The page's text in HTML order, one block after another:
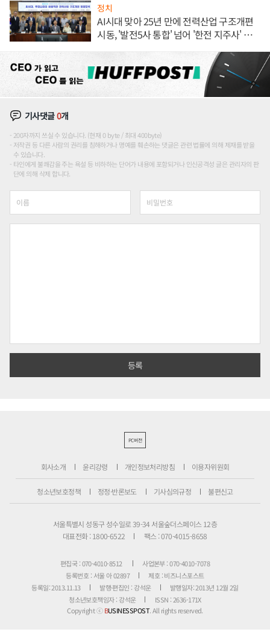
정치
AI시대 맞아 25년 만에 전력산업 구조개편
시동, '발전5사 통합' 넘어 '한전 지주사' 재편
기사댓글0개
200자까지 쓰실 수 있습니다. (현재 0 byte / 최대 400byte)
저작권 등 다른 사람의 권리를 침해하거나 명예를 훼손하는 댓글은 관련 법률에 의해 제재를 받을
수 있습니다.
타인에게 불쾌감을 주는 욕설 등 비하하는 단어가 내용에 포함되거나 인신공격성 글은 관리자의 판
단에 의해 삭제 합니다.
PC버전
회사소개 윤리강령 개인정보처리방침 이용자위원회
청소년보호정책 정정·반론보도 기사심의규정 불편신고
서울특별시 성동구 성수일로 39-34 서울숲더스페이스 12층
대표전화 : 1800-6522
팩스 : 070-4015-8658
편집국 : 070-4010-8512
사업본부 : 070-4010-7078
등록번호 : 서울 아 02897
제호 : 비즈니스포스트
등록일: 2013.11.13
발행·편집인 : 강석운
발행일자: 2013년 12월 2일
청소년보호책임자 : 강석운
ISSN : 2636-171X
Copyright ⓒBUSINESSPOST. All rights reserved.